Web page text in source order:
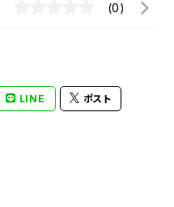
(0)
LINE ポスト